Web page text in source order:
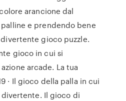
arancione dal
e prendendo bene
gioco puzzle.
gioco in cui si
arcade. La tua
· Il gioco della palla in cui
Il gioco di